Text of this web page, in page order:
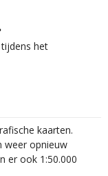
tijdens het
kaarten.
weer opnieuw
er ook 1:50.000